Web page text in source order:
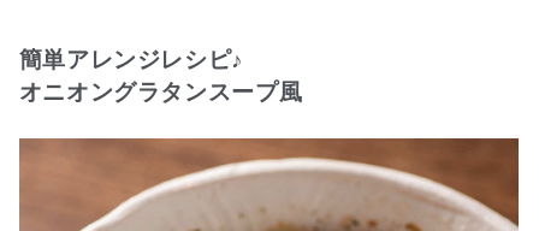
簡単アレンジレシピ♪
オニオングラタンスープ風